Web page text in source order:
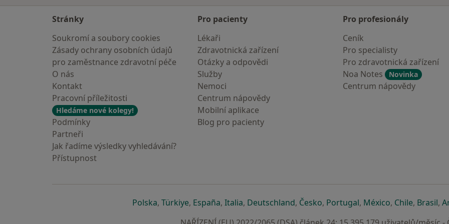
Stránky
Soukromí a soubory cookies
Zásady ochrany osobních údajů
pro zaměstnance zdravotní péče
O nás
Kontakt
Pracovní příležitosti
Hledáme nové kolegy!
Podmínky
Partneři
Jak řadíme výsledky vyhledávání?
Přístupnost
Pro pacienty
Lékaři
Zdravotnická zařízení
Otázky a odpovědi
Služby
Nemoci
Centrum nápovědy
Mobilní aplikace
Blog pro pacienty
Pro profesionály
Ceník
Pro specialisty
Pro zdravotnická zařízení
Noa Notes
Novinka
Centrum nápovědy
Polskase otevře v nové záložce
, Türkiyese otevře v nové záložce
, Españase otevře v nové záložce
, Italiase otevře v nové záložce
, Deutschlandse otevře v nové záložce
, Českose otevře v nové záložce
, Portugalse otevře v nové
, Méxicose otevře v
, Chilese otevře
, Brasilse
,